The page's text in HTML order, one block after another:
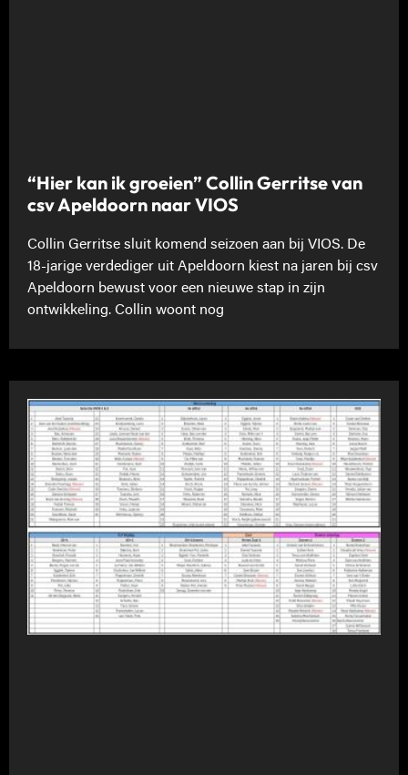
“Hier kan ik groeien” Collin Gerritse van
csv Apeldoorn naar VIOS
Collin Gerritse sluit komend seizoen aan bij VIOS. De
18-jarige verdediger uit Apeldoorn kiest na jaren bij csv
Apeldoorn bewust voor een nieuwe stap in zijn
ontwikkeling. Collin woont nog